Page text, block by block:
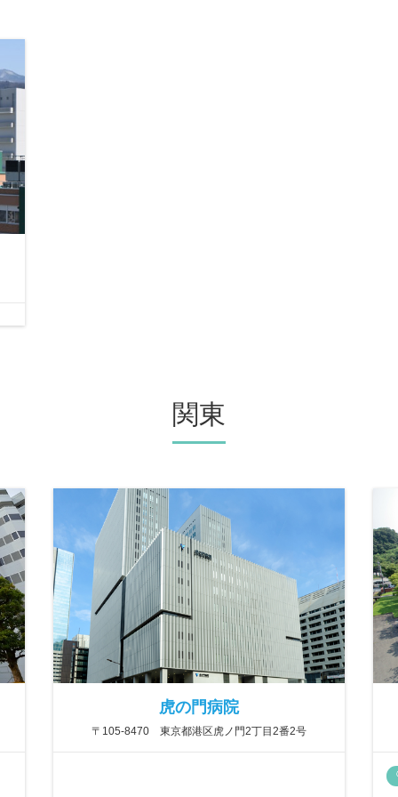
関東
虎の門病院
〒105-8470 東京都港区虎ノ門2丁目2番2号